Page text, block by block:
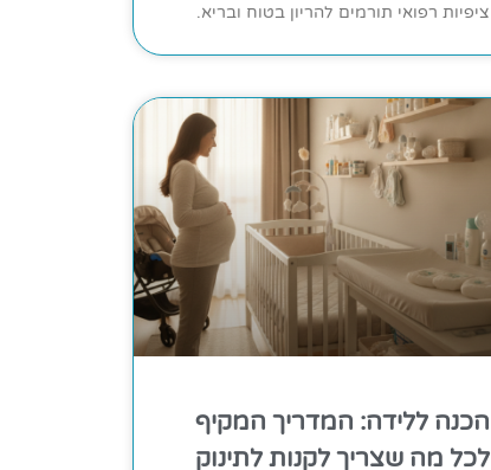
ציפיות רפואי תורמים להריון בטוח ובריא.
הכנה ללידה: המדריך המקיף
לכל מה שצריך לקנות לתינוק